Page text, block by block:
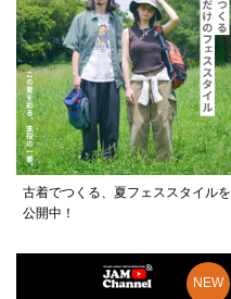
古着でつくる、夏フェススタイルを
公開中！